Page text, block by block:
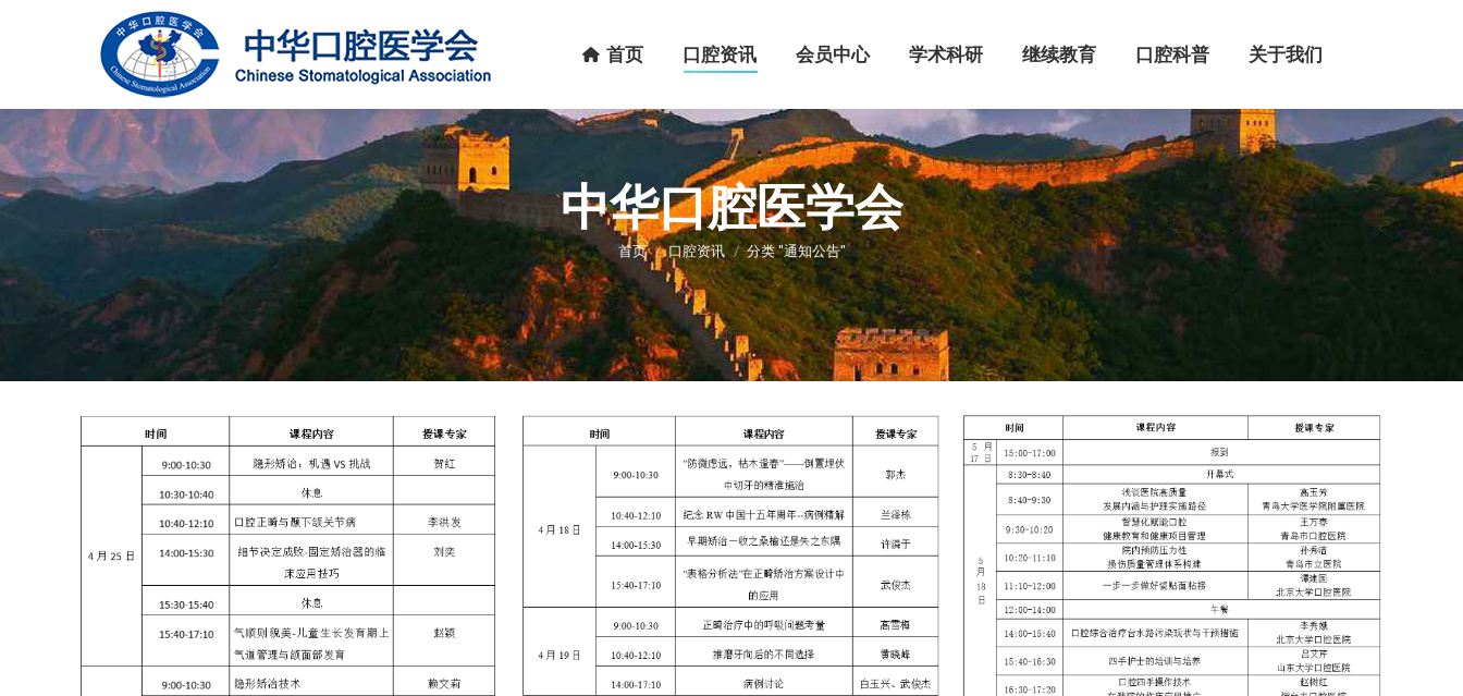
首页 口腔资讯 会员中心 学术科研 继续教育 口腔科普 关于我们
中华口腔医学会
您在这里：
首页 口腔资讯 分类 "通知公告"